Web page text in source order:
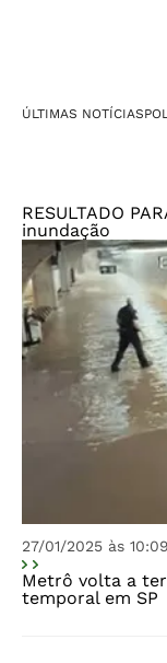
ÚLTIMAS NOTÍCIAS
RESULTADO
inundação
27/01/2025 às 10:09
Metrô volta a
temporal em SP